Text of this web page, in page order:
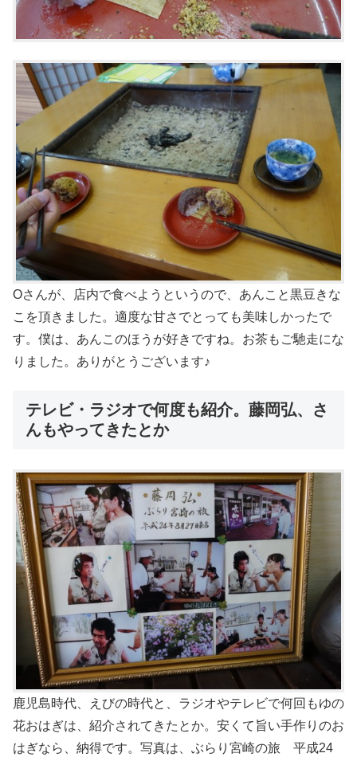
Oさんが、店内で食べようというので、あんこと黒豆きな
こを頂きました。適度な甘さでとっても美味しかったで
す。僕は、あんこのほうが好きですね。お茶もご馳走にな
りました。ありがとうございます♪
テレビ・ラジオで何度も紹介。藤岡弘、さ
んもやってきたとか
鹿児島時代、えびの時代と、ラジオやテレビで何回もゆの
花おはぎは、紹介されてきたとか。安くて旨い手作りのお
はぎなら、納得です。写真は、ぶらり宮崎の旅 平成24